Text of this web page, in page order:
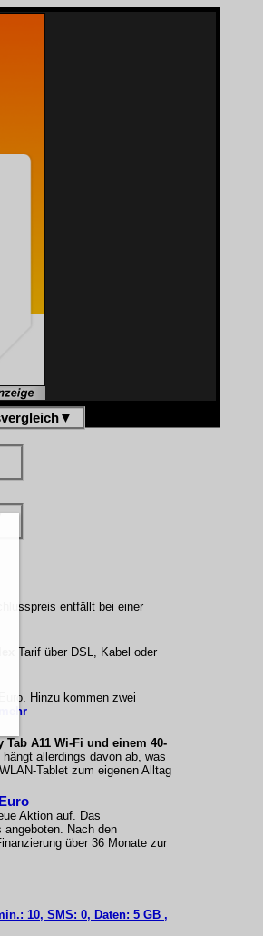
▼
entfällt bei einer
Tarif über DSL, Kabel oder
Hinzu kommen zwei
A11 Wi-Fi und einem 40-
allerdings davon ab, was
Tablet zum eigenen Alltag
Aktion auf. Das
Nach den
über 36 Monate zur
10, SMS: 0, Daten: 5 GB ,